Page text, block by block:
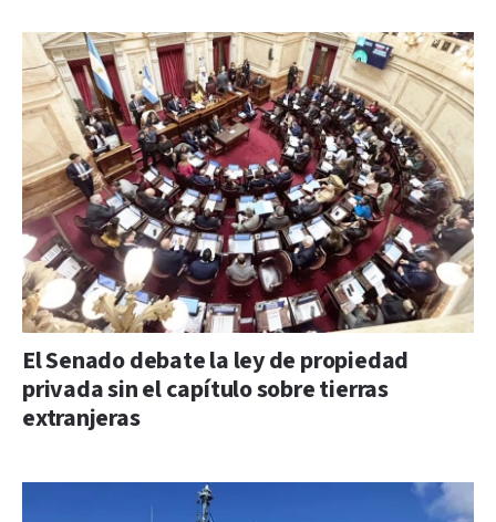
El Senado debate la ley de propiedad
privada sin el capítulo sobre tierras
extranjeras